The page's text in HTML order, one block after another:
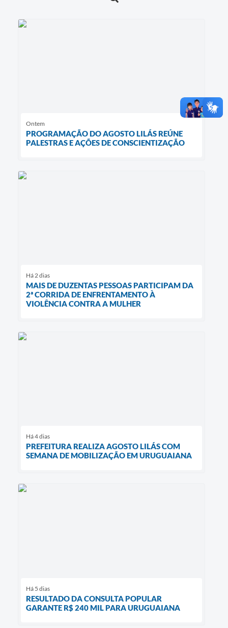
Ontem
PROGRAMAÇÃO DO AGOSTO LILÁS REÚNE
PALESTRAS E AÇÕES DE CONSCIENTIZAÇÃO
Há 2 dias
MAIS DE DUZENTAS PESSOAS PARTICIPAM DA
2ª CORRIDA DE ENFRENTAMENTO À
VIOLÊNCIA CONTRA A MULHER
Há 4 dias
PREFEITURA REALIZA AGOSTO LILÁS COM
SEMANA DE MOBILIZAÇÃO EM URUGUAIANA
Há 5 dias
RESULTADO DA CONSULTA POPULAR
GARANTE R$ 240 MIL PARA URUGUAIANA